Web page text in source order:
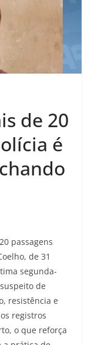
de 20
é
passagens
de 31
segunda-
de
resistência e
registros
o que reforça